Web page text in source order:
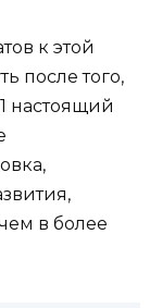
к этой
после того,
настоящий
в более